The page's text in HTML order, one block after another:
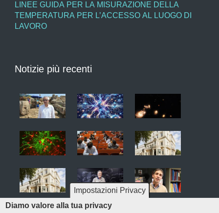
LINEE GUIDA PER LA MISURAZIONE DELLA
TEMPERATURA PER L’ACCESSO AL LUOGO DI
LAVORO
Notizie più recenti
Impostazioni Privacy
Diamo valore alla tua privacy